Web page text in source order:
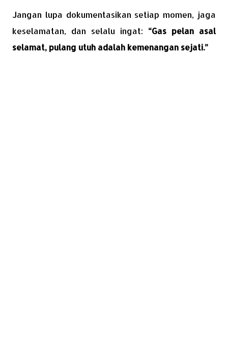
Jangan lupa dokumentasikan setiap momen, jaga
keselamatan, dan selalu ingat: “Gas pelan asal
selamat, pulang utuh adalah kemenangan sejati.”